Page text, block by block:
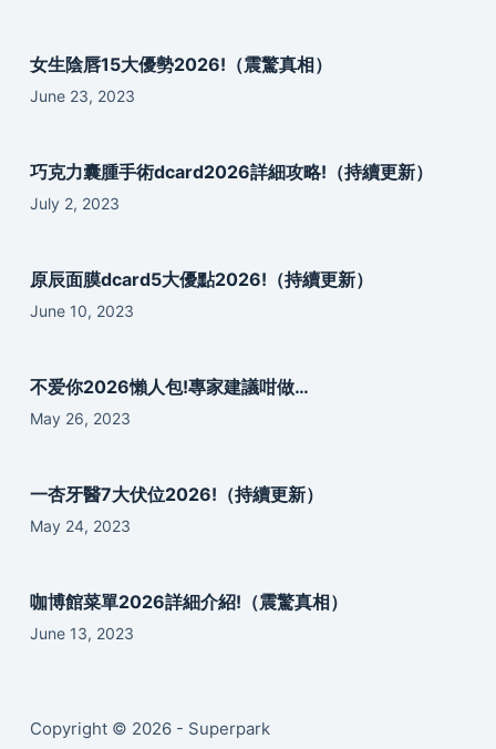
女生陰唇15大優勢2026!（震驚真相）
June 23, 2023
巧克力囊腫手術dcard2026詳細攻略!（持續更新）
July 2, 2023
原辰面膜dcard5大優點2026!（持續更新）
June 10, 2023
不爱你2026懶人包!專家建議咁做…
May 26, 2023
一杏牙醫7大伏位2026!（持續更新）
May 24, 2023
咖博館菜單2026詳細介紹!（震驚真相）
June 13, 2023
Copyright © 2026 - Superpark